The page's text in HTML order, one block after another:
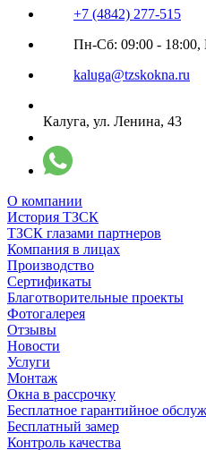
+7 (4842) 277-515
Пн-Сб: 09:00 - 18:00,
kaluga@tzskokna.ru
Калуга, ул. Ленина, 43
О компании
История ТЗСК
ТЗСК глазами партнеров
Компания в лицах
Производство
Сертификаты
Благотворительные проекты
Фотогалерея
Отзывы
Новости
Услуги
Монтаж
Окна в рассрочку
Бесплатное гарантийное
Бесплатный замер
Контроль качества